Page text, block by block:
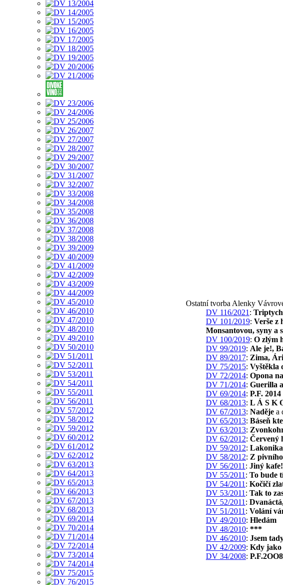
Ostatní tvorba Alenky
DV 116/2021 :
DV 101/2019: Verše z
Monsantovou, syny a
DV 100/2019: O zlým
DV 99/2019: Ale je!,
DV 89/2017: Zima,
DV 75/2015: Vyštěkla
DV 72/2014: Opona
DV 71/2014: Guerilla
DV 69/2014: P.F. 2014
DV 68/2013: L Á S K
DV 67/2013: Naděje a
DV 65/2013: Báseň
DV 63/2013:
DV 62/2012: Červený
DV 59/2012:
DV 58/2012: Z
DV 56/2011 : Jiný
DV 55/2011 : To bude
DV 54/2011 : Kočičí
DV 53/2011 : Tak to
DV 52/2011 :
DV 51/2011 : Volání
DV 49/2010: Hledám
DV 48/2010: ***
DV 46/2010: Jsem
DV 42/2009: Kdy jako
DV 34/2008: